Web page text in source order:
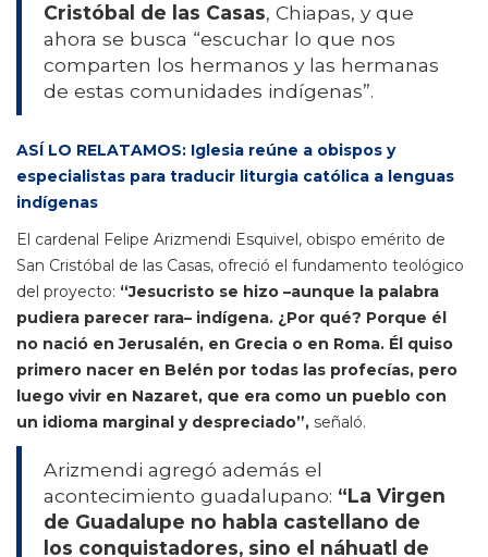
Cristóbal de las Casas, Chiapas, y que
ahora se busca “escuchar lo que nos
comparten los hermanos y las hermanas
de estas comunidades indígenas”.
ASÍ LO RELATAMOS: Iglesia reúne a obispos y
especialistas para traducir liturgia católica a lenguas
indígenas
El cardenal Felipe Arizmendi Esquivel, obispo emérito de
San Cristóbal de las Casas, ofreció el fundamento teológico
del proyecto: “Jesucristo se hizo –aunque la palabra
pudiera parecer rara– indígena. ¿Por qué? Porque él
no nació en Jerusalén, en Grecia o en Roma. Él quiso
primero nacer en Belén por todas las profecías, pero
luego vivir en Nazaret, que era como un pueblo con
un idioma marginal y despreciado”, señaló.
Arizmendi agregó además el
acontecimiento guadalupano: “La Virgen
de Guadalupe no habla castellano de
los conquistadores, sino el náhuatl de